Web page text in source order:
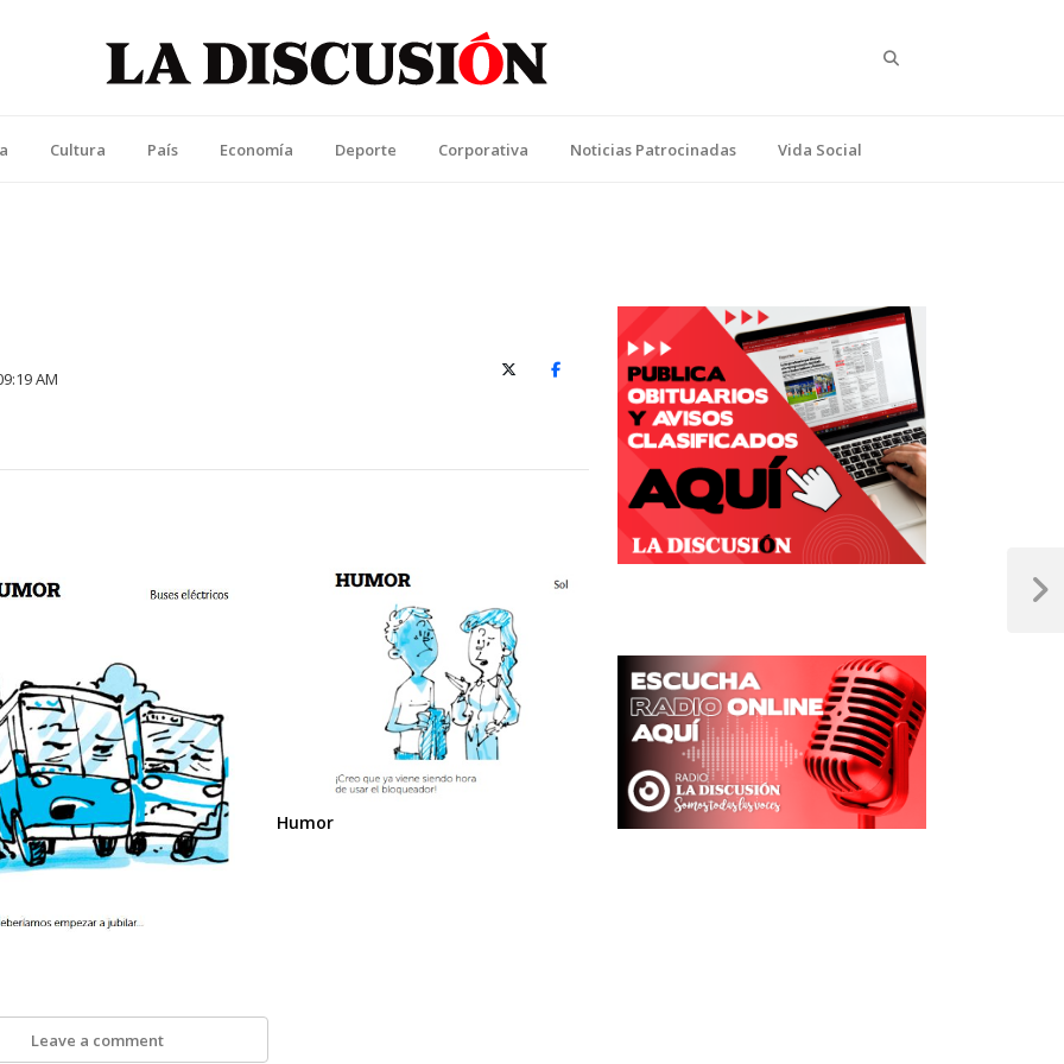
Cultura País Economía Deporte Corporativa Noticias Patrocinadas Vida Social
AM X (Twitter)Facebook
Humor
Leave a comment
Next